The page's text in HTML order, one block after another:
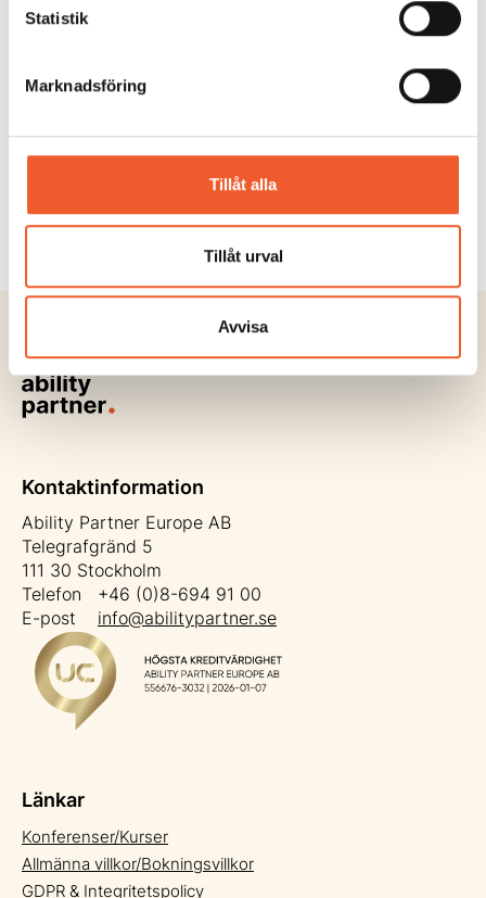
Statistik
Marknadsföring
Tillåt alla
Tillåt urval
Avvisa
Otillåten påverkan i offentlig sektor
Skapa beredskap, stötta medarbetare och
stärk skyddet för personal och verksamhet...
Läs mer
Kontaktinformation
Ability Partner Europe AB
Telegrafgränd 5
111 30 Stockholm
Telefon +46 (0)8-694 91 00
E-post info@abilitypartner.se
Länkar
Konferenser/Kurser
Allmänna villkor/Bokningsvillkor
GDPR & Integritetspolicy